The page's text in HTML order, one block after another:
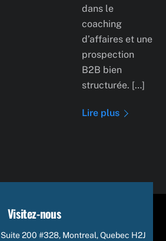
dans le
coaching
d’affaires et une
prospection
B2B bien
structurée. […]
Lire plus
Visitez-nous
200 #328, Montreal, Quebec H2J